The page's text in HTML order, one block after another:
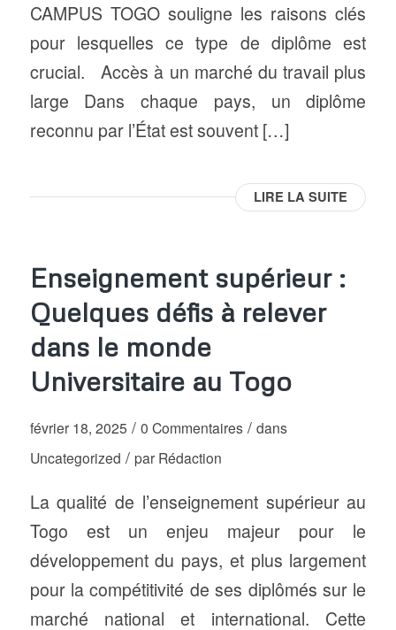
CAMPUS TOGO souligne les raisons clés
pour lesquelles ce type de diplôme est
crucial. Accès à un marché du travail plus
large Dans chaque pays, un diplôme
reconnu par l’État est souvent […]
LIRE LA SUITE
Enseignement supérieur :
Quelques défis à relever
dans le monde
Universitaire au Togo
février 18, 2025 / 0 Commentaires / dans
Uncategorized / par Rédaction
La qualité de l’enseignement supérieur au
Togo est un enjeu majeur pour le
développement du pays, et plus largement
pour la compétitivité de ses diplômés sur le
marché national et international. Cette